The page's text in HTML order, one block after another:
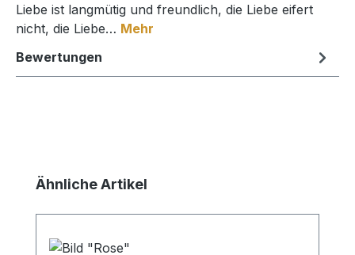
Liebe ist langmütig und freundlich, die Liebe eifert
nicht, die Liebe… Mehr
Bewertungen
Produktgalerie überspringen
Ähnliche Artikel